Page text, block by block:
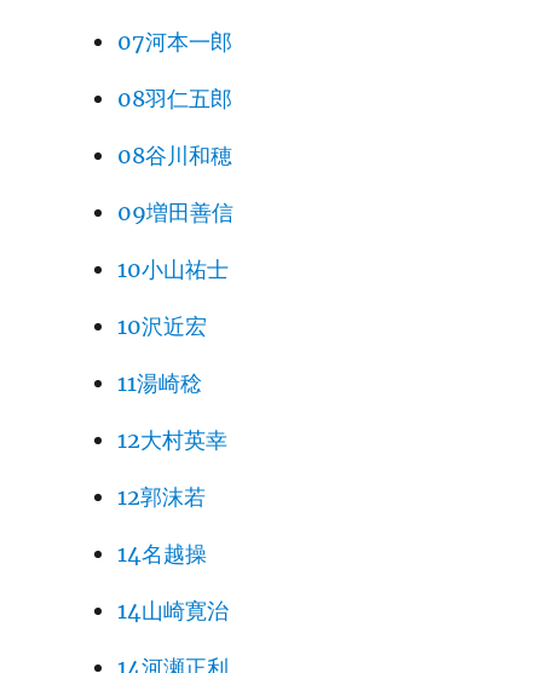
07河本一郎
08羽仁五郎
08谷川和穂
09増田善信
10小山祐士
10沢近宏
11湯崎稔
12大村英幸
12郭沫若
14名越操
14山崎寛治
14河瀬正利